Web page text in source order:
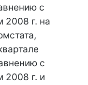
с
2008 г. на
с
2008 г. и